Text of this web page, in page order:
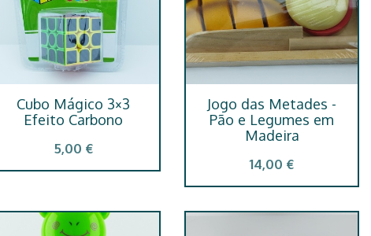
Cubo Mágico 3×3
Efeito Carbono
5,00 €
Jogo das Metades -
Pão e Legumes em
Madeira
14,00 €